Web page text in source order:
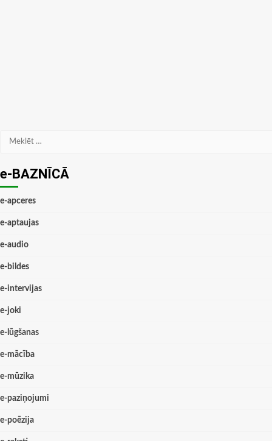
Meklēt:
e-BAZNĪCĀ
e-apceres
e-aptaujas
e-audio
e-bildes
e-intervijas
e-joki
e-lūgšanas
e-mācība
e-mūzika
e-paziņojumi
e-poēzija